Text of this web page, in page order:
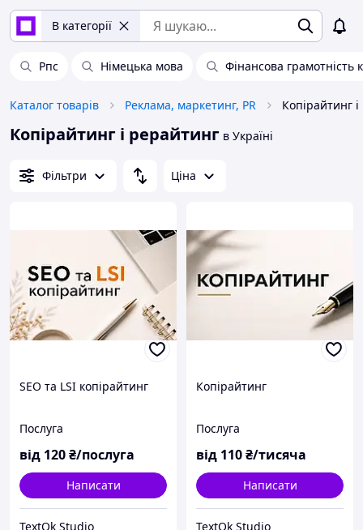
В категорії
Рпс Німецька мова Фінансова грамотність
Каталог товарів Реклама, маркетинг, PR Копірайтинг
Копірайтинг і рерайтинг в Україні
Фільтри Ціна
SEO та LSI копірайтинг
Послуга
від 120₴/послуга
Написати
TextOk Studio
Копірайтинг
Послуга
від 110₴/тисяча
Написати
TextOk Studio